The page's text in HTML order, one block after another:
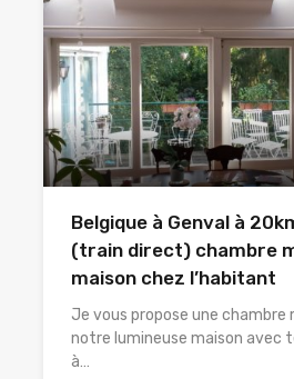
Belgique à Genval à
(train direct) chambre
maison chez l’habitant
Je vous propose une chambre
notre lumineuse maison avec
à…